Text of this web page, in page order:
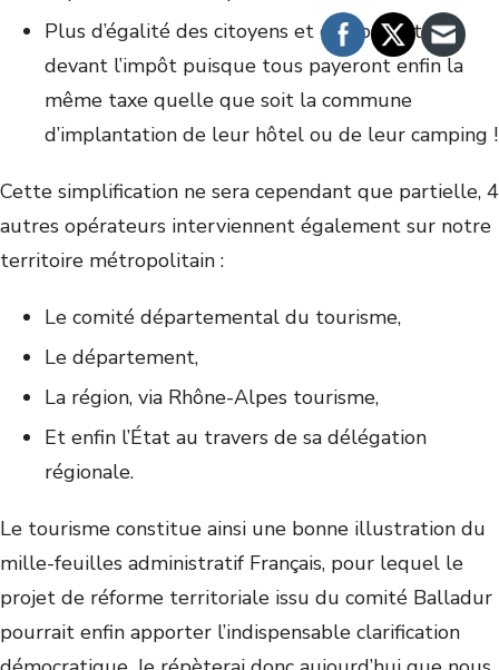
Plus d’égalité des citoyens et de nos visiteurs
devant l’impôt puisque tous payeront enfin la
même taxe quelle que soit la commune
d’implantation de leur hôtel ou de leur camping !
Cette simplification ne sera cependant que partielle, 4
autres opérateurs interviennent également sur notre
territoire métropolitain :
Le comité départemental du tourisme,
Le département,
La région, via Rhône-Alpes tourisme,
Et enfin l’État au travers de sa délégation
régionale.
Le tourisme constitue ainsi une bonne illustration du
mille-feuilles administratif Français, pour lequel le
projet de réforme territoriale issu du comité Balladur
pourrait enfin apporter l’indispensable clarification